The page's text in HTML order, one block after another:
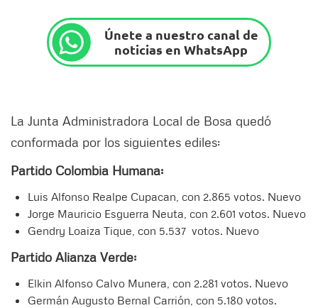
Únete a nuestro canal de
noticias en WhatsApp
La Junta Administradora Local de Bosa quedó
conformada por los siguientes ediles:
Partido Colombia Humana:
Luis Alfonso Realpe Cupacan, con 2.865 votos. Nuevo
Jorge Mauricio Esguerra Neuta, con 2.601 votos. Nuevo
Gendry Loaiza Tique, con 5.537 votos. Nuevo
Partido Alianza Verde:
Elkin Alfonso Calvo Munera, con 2.281 votos. Nuevo
Germán Augusto Bernal Carrión, con 5.180 votos.